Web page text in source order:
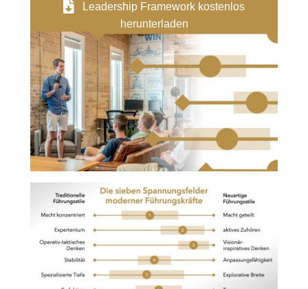
Leadership Framework kostenlos
herunterladen